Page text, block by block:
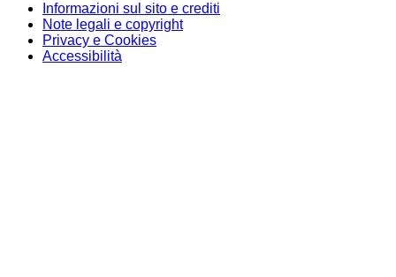
Informazioni sul sito e crediti
Note legali e copyright
Privacy e Cookies
Accessibilità